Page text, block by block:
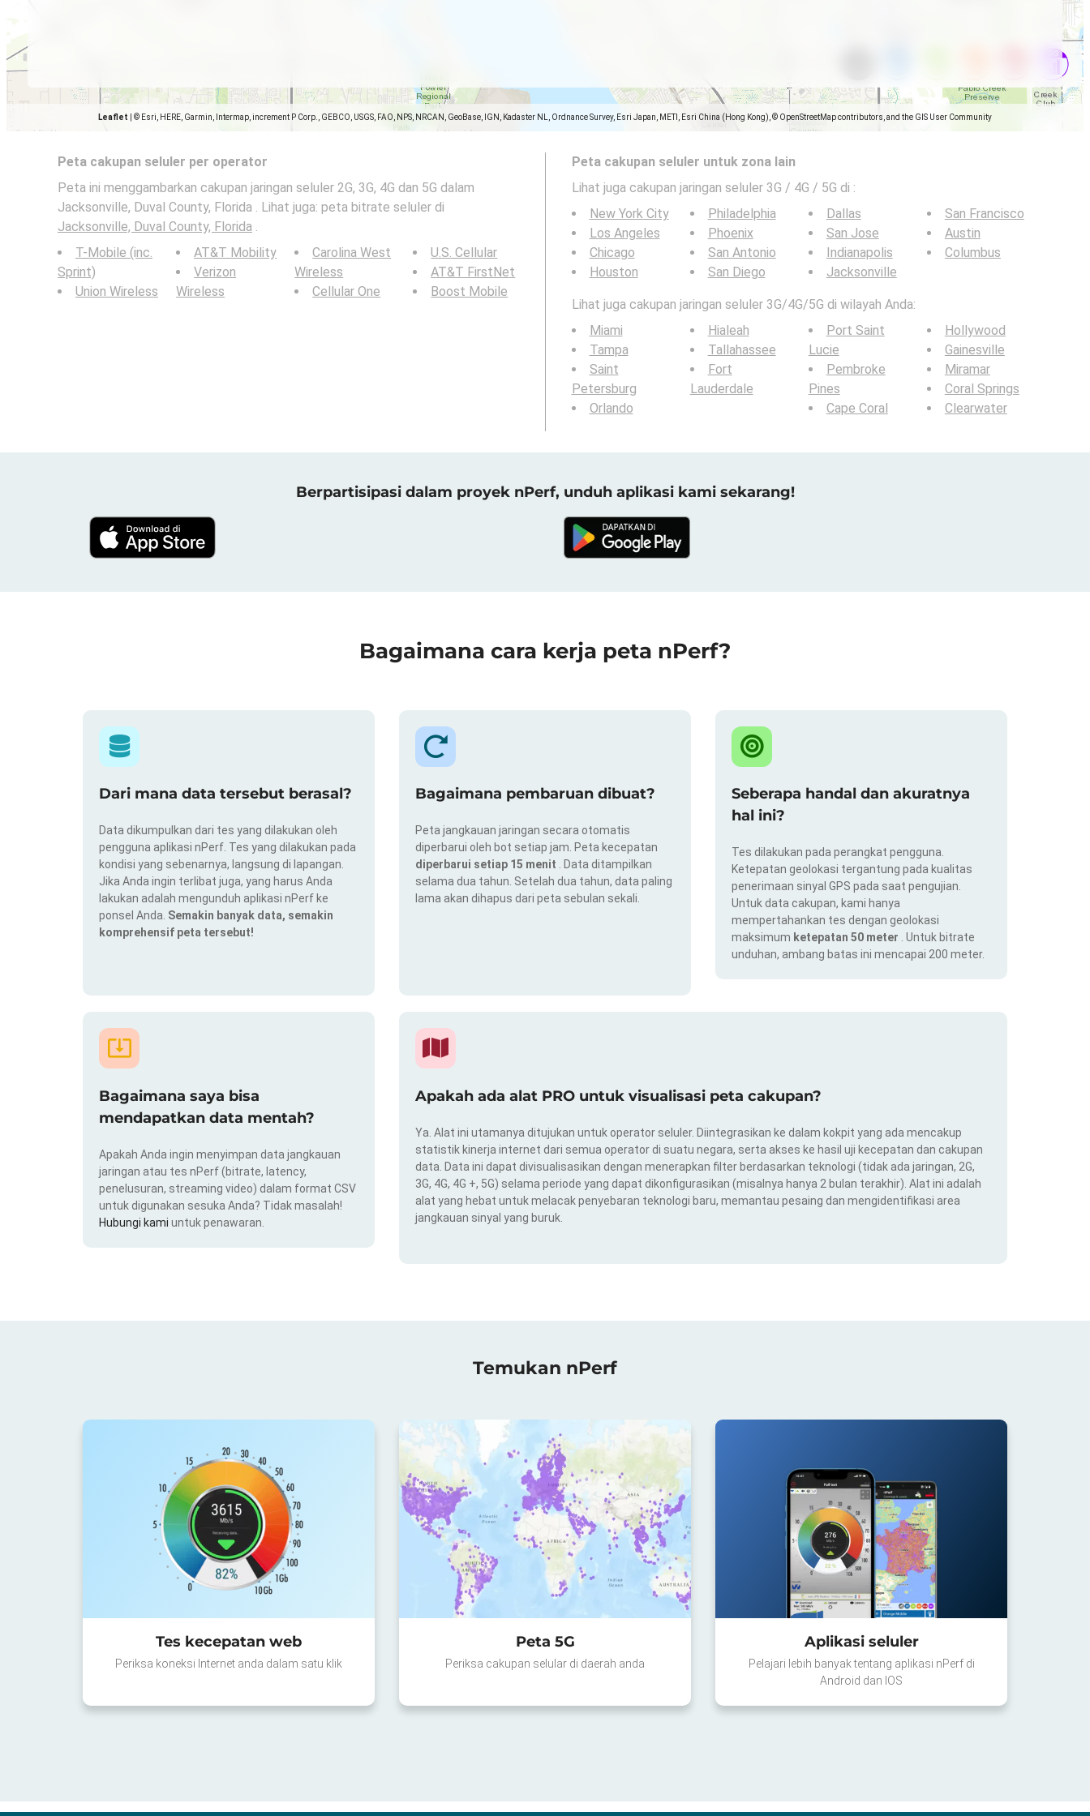
Leaflet © Esri, HERE, Garmin, Intermap, increment P Corp., GEBCO, USGS, FAO, NPS, NRCAN, GeoBase, IGN, Kadaster NL, Ordnance Survey, Esri Japan, METI, Esri China (Hong Kong), © OpenStreetMap contributors, and the GIS User Community
Peta cakupan seluler per operator
Peta ini menggambarkan cakupan jaringan seluler 2G, 3G, 4G dan 5G dalam
Jacksonville, Duval County, Florida . Lihat juga: peta bitrate seluler di
Jacksonville, Duval County, Florida .
T-Mobile (inc.
Sprint)
Union Wireless
AT&T Mobility
Verizon
Wireless
Carolina West
Wireless
Cellular One
U.S. Cellular
AT&T FirstNet
Boost Mobile
Peta cakupan seluler untuk zona lain
Lihat juga cakupan jaringan seluler 3G / 4G / 5G di :
New York City
Los Angeles
Chicago
Houston
Philadelphia
Phoenix
San Antonio
San Diego
Dallas
San Jose
Indianapolis
Jacksonville
San Francisco
Austin
Columbus
Lihat juga cakupan jaringan seluler 3G/4G/5G di wilayah Anda:
Miami
Tampa
Saint
Petersburg
Orlando
Hialeah
Tallahassee
Fort
Lauderdale
Port Saint
Lucie
Pembroke
Pines
Cape Coral
Hollywood
Gainesville
Miramar
Coral Springs
Clearwater
Berpartisipasi dalam proyek nPerf, unduh aplikasi kami sekarang!
Bagaimana cara kerja peta nPerf?
Dari mana data tersebut berasal?
Data dikumpulkan dari tes yang dilakukan oleh
pengguna aplikasi nPerf. Tes yang dilakukan pada
kondisi yang sebenarnya, langsung di lapangan.
Jika Anda ingin terlibat juga, yang harus Anda
lakukan adalah mengunduh aplikasi nPerf ke
ponsel Anda. Semakin banyak data, semakin
komprehensif peta tersebut!
Bagaimana pembaruan dibuat?
Peta jangkauan jaringan secara otomatis
diperbarui oleh bot setiap jam. Peta kecepatan
diperbarui setiap 15 menit
. Data ditampilkan
selama dua tahun. Setelah dua tahun, data paling
lama akan dihapus dari peta sebulan sekali.
Seberapa handal dan akuratnya
hal ini?
Tes dilakukan pada perangkat pengguna.
Ketepatan geolokasi tergantung pada kualitas
penerimaan sinyal GPS pada saat pengujian.
Untuk data cakupan, kami hanya
mempertahankan tes dengan geolokasi
maksimum ketepatan 50 meter
. Untuk bitrate
unduhan, ambang batas ini mencapai 200 meter.
Bagaimana saya bisa
mendapatkan data mentah?
Apakah Anda ingin menyimpan data jangkauan
jaringan atau tes nPerf (bitrate, latency,
penelusuran, streaming video) dalam format CSV
untuk digunakan sesuka Anda? Tidak masalah!
Hubungi kami untuk penawaran.
Apakah ada alat PRO untuk visualisasi peta cakupan?
Ya. Alat ini utamanya ditujukan untuk operator seluler. Diintegrasikan ke dalam kokpit yang ada mencakup
statistik kinerja internet dari semua operator di suatu negara, serta akses ke hasil uji kecepatan dan cakupan
data. Data ini dapat divisualisasikan dengan menerapkan filter berdasarkan teknologi (tidak ada jaringan, 2G,
3G, 4G, 4G +, 5G) selama periode yang dapat dikonfigurasikan (misalnya hanya 2 bulan terakhir). Alat ini adalah
alat yang hebat untuk melacak penyebaran teknologi baru, memantau pesaing dan mengidentifikasi area
jangkauan sinyal yang buruk.
Temukan nPerf
Tes kecepatan web
Periksa koneksi Internet anda dalam satu klik
Peta 5G
Periksa cakupan selular di daerah anda
Aplikasi seluler
Pelajari lebih banyak tentang aplikasi nPerf di
Android dan IOS